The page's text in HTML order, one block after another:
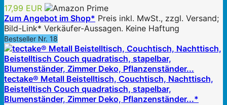
17,99 EUR
Zum Angebot im Shop* Preis inkl. MwSt., zzgl. Versand;
Bild-Link* Verkäufer-Aussagen. Keine Haftung
Bestseller Nr. 18
tectake® Metall Beistelltisch, Couchtisch, Nachttisch,
Beistelltisch Couch quadratisch, stapelbar,
Blumenständer, Zimmer Deko, Pflanzenständer...*